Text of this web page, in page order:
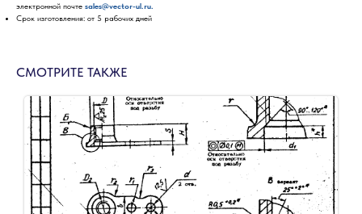
электронной почте sales@vector-ul.ru.
Срок изготовления: от 5 рабочих дней
СМОТРИТЕ ТАКЖЕ